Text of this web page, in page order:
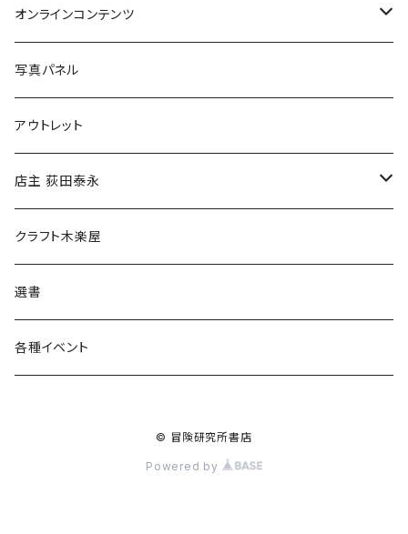
Tシャツ
バッグ
ブックカバー
マグカップ
傘
食料品
その他
オンラインコンテンツ
冒険クロストーク
写真パネル
アウトレット
店主 荻田泰永
書籍
ウェア
クラフト木楽屋
選書
各種イベント
© 冒険研究所書店
Powered by